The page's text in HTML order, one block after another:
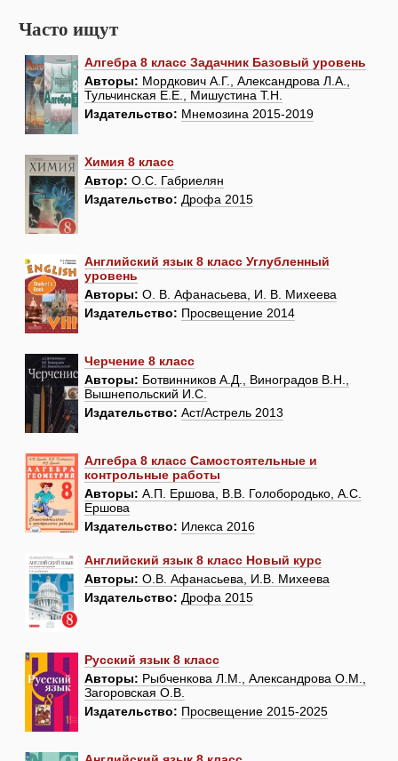
Часто ищут
Алгебра 8 класс Задачник Базовый уровень
Авторы: Мордкович А.Г., Александрова Л.А.,
Тульчинская Е.Е., Мишустина Т.Н.
Издательство: Мнемозина 2015-2019
Химия 8 класс
Автор: О.С. Габриелян
Издательство: Дрофа 2015
Английский язык 8 класс Углубленный
уровень
Авторы: О. В. Афанасьева, И. В. Михеева
Издательство: Просвещение 2014
Черчение 8 класс
Авторы: Ботвинников А.Д., Виноградов В.Н.,
Вышнепольский И.С.
Издательство: Аст/Астрель 2013
Алгебра 8 класс Самостоятельные и
контрольные работы
Авторы: А.П. Ершова, В.В. Голобородько, А.С.
Ершова
Издательство: Илекса 2016
Английский язык 8 класс Новый курс
Авторы: О.В. Афанасьева, И.В. Михеева
Издательство: Дрофа 2015
Русский язык 8 класс
Авторы: Рыбченкова Л.М., Александрова О.М.,
Загоровская О.В.
Издательство: Просвещение 2015-2025